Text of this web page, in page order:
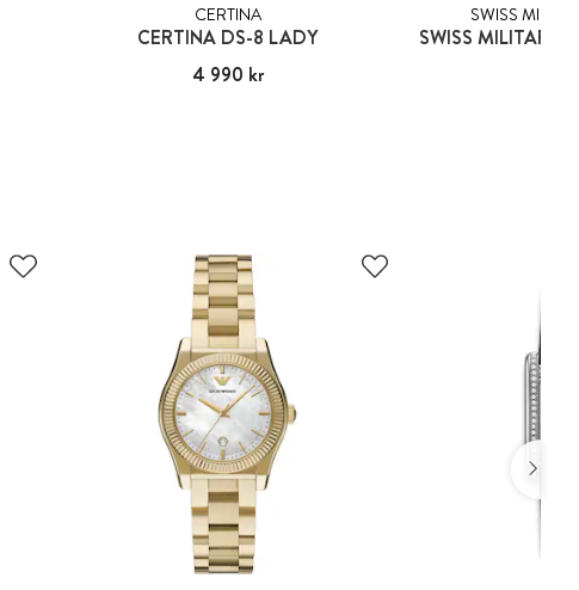
CERTINA
CERTINA DS-8 LADY
Pris:4 990 kr
4 990 kr
SWISS